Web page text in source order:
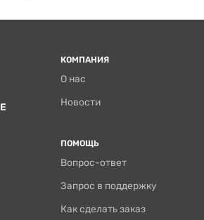
КОМПАНИЯ
О нас
Новости
ПОМОЩЬ
Вопрос-ответ
Запрос в поддержку
Как сделать заказ